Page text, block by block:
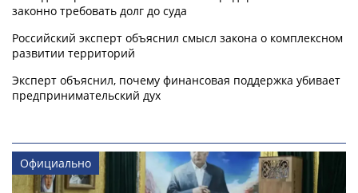
законно требовать долг до суда
Российский эксперт объяснил смысл закона о комплексном
развитии территорий
Эксперт объяснил, почему финансовая поддержка убивает
предпринимательский дух
Официально